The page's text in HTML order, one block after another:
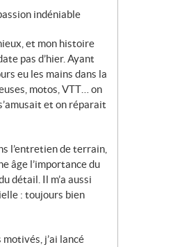
indéniable
et mon histoire
pas d’hier. Ayant
eu les mains dans la
motos, VTT… on
et on réparait
l’entretien de terrain,
âge l’importance du
détail. Il m’a aussi
: toujours bien
j’ai lancé